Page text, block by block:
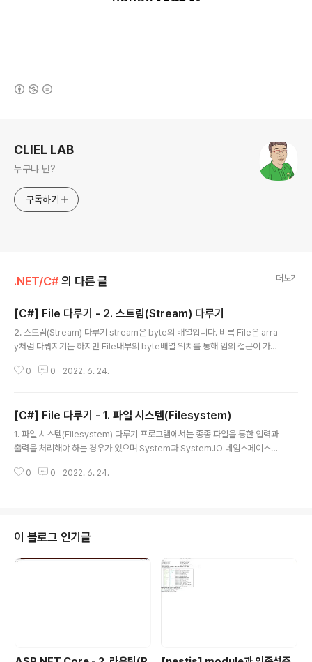
CLIEL LAB
누구냐 넌?
구독하기
.NET/C# 의 다른 글 더보기
[C#] File 다루기 - 2. 스트림(Stream) 다루기
2. 스트림(Stream) 다루기 stream은 byte의 배열입니다. 비록 File은 arra
y처럼 다뤄지기는 하지만 File내부의 byte배열 위치를 통해 임의 접근이 가능
용한 방법이 될 수 있습니다. stream은 또한 터미널이나 램덤엑세스를 제공하
와는 상관없이 임의의 byte를 처리할 수 있는 Code를 작성할 수 있습니다. st
ream을 대상으로 한 읽기/쓰기를 수행하는 Code자체도 간단하며 byte가 실
제 저장되는 곳도 제어할 수 있습니다. (1) Strea..
0 0 2022. 6. 24.
[C#] File 다루기 - 1. 파일 시스템(Filesystem)
1. 파일 시스템(Filesystem) 다루기 프로그램에서는 종종 파일을 통한 입력과
출력을 처리해야 하는 경우가 있으며 System과 System.IO 네임스페이스에
경과 파일 시스템 제어 개발 중인 프로그램이 Windows와 Linux, MacOS 등
템에 관한 다양한 정보 확인을 통해 각각의 경우에 대비해야 합니다. 우선 간단
한 Console App프로젝트를 생성하고 아래 3개..
0 0 2022. 6. 24.
이 블로그 인기글